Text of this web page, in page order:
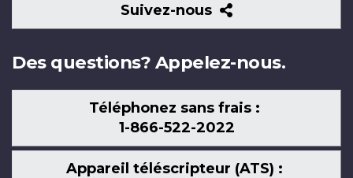
Suivez-nous
Suivez-
nous
Des questions? Appelez-nous.
Téléphonez sans frais :
1-866-522-2022
Appareil téléscripteur (ATS) :